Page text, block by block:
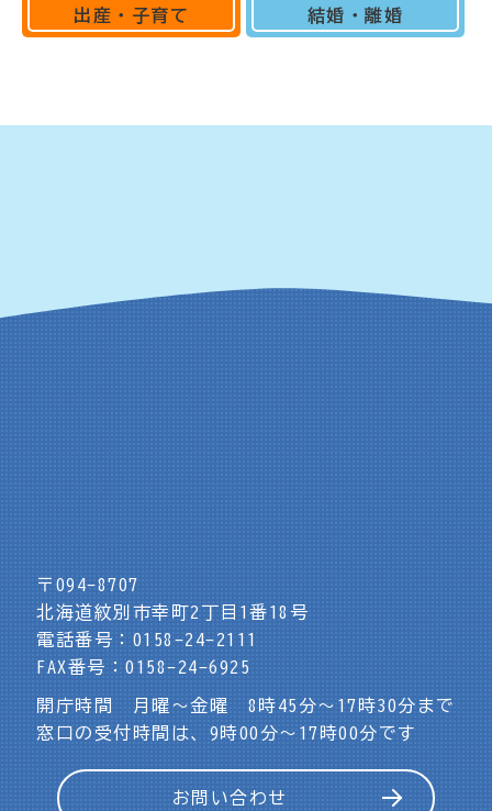
出産・子育て 結婚・離婚
〒094-8707
北海道紋別市幸町2丁目1番18号
電話番号：0158-24-2111
FAX番号：0158-24-6925
開庁時間 月曜～金曜 8時45分～17時30分まで
窓口の受付時間は、9時00分～17時00分です
お問い合わせ